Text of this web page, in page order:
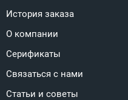
История заказа
О компании
Серификаты
Связаться с нами
Статьи и советы